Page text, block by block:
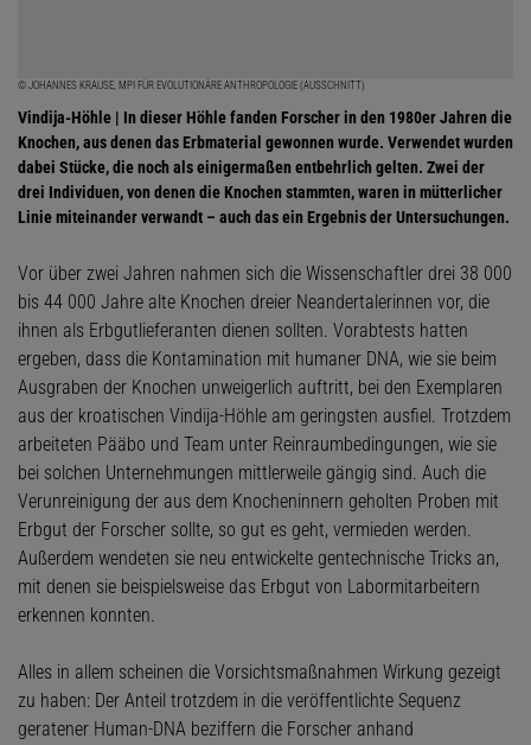
© JOHANNES KRAUSE, MPI FÜR EVOLUTIONÄRE ANTHROPOLOGIE (AUSSCHNITT)
Vindija-Höhle | In dieser Höhle fanden Forscher in den 1980er Jahren die
Knochen, aus denen das Erbmaterial gewonnen wurde. Verwendet wurden
dabei Stücke, die noch als einigermaßen entbehrlich gelten. Zwei der
drei Individuen, von denen die Knochen stammten, waren in mütterlicher
Linie miteinander verwandt – auch das ein Ergebnis der Untersuchungen.
Vor über zwei Jahren nahmen sich die Wissenschaftler drei 38 000
bis 44 000 Jahre alte Knochen dreier Neandertalerinnen vor, die
ihnen als Erbgutlieferanten dienen sollten. Vorabtests hatten
ergeben, dass die Kontamination mit humaner DNA, wie sie beim
Ausgraben der Knochen unweigerlich auftritt, bei den Exemplaren
aus der kroatischen Vindija-Höhle am geringsten ausfiel. Trotzdem
arbeiteten Pääbo und Team unter Reinraumbedingungen, wie sie
bei solchen Unternehmungen mittlerweile gängig sind. Auch die
Verunreinigung der aus dem Knocheninnern geholten Proben mit
Erbgut der Forscher sollte, so gut es geht, vermieden werden.
Außerdem wendeten sie neu entwickelte gentechnische Tricks an,
mit denen sie beispielsweise das Erbgut von Labormitarbeitern
erkennen konnten.
Alles in allem scheinen die Vorsichtsmaßnahmen Wirkung gezeigt
zu haben: Der Anteil trotzdem in die veröffentlichte Sequenz
geratener Human-DNA beziffern die Forscher anhand